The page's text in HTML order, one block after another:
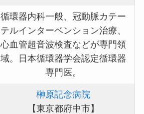
循環器内科一般、冠動脈カテー
テルインターベンション治療、
心血管超音波検査などが専門領
域。日本循環器学会認定循環器
専門医。
榊原記念病院
【東京都府中市】